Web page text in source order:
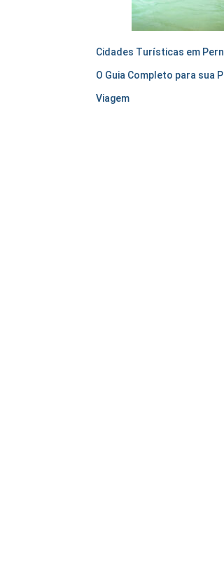
Cidades Turísticas em
O Guia Completo para sua
Viagem